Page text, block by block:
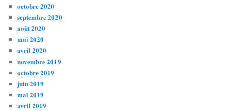
octobre 2020
septembre 2020
août 2020
mai 2020
avril 2020
novembre 2019
octobre 2019
juin 2019
mai 2019
avril 2019